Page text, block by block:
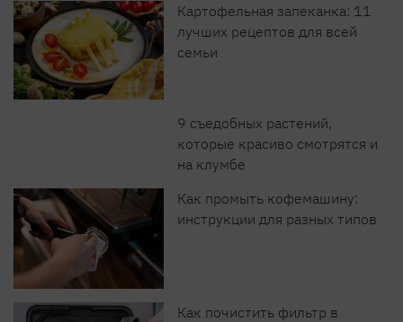
Картофельная запеканка: 11
лучших рецептов для всей
семьи
9 съедобных растений,
которые красиво смотрятся и
на клумбе
Как промыть кофемашину:
инструкции для разных типов
Как почистить фильтр в